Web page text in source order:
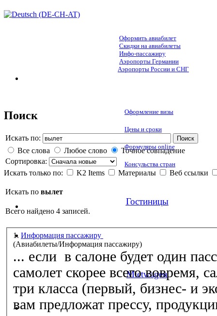
Оформить авиабилет
Скидки на авиабилеты
Инфо-пассажиру
Аэропорты Германии
Аэропорты России и СНГ
Оформление визы
Цены и сроки
Формуляры online
Консульства стран
Гостиницы
Mietwagen
Поиск
Искать по: Поиск
Все слова Любое слово
Точное совпадение
Сортировка:
Искать только по:
K2 Items Материалы Веб ссылки
Искать по вылет
Всего найдено 4 записей.
1. Информация пассажиру
(Aвиабилеты/Информация пассажиру)
... если в салоне будет один
самолет скорее всего вовремя,
три класса (первый, бизнес- и
вам предложат прессу,